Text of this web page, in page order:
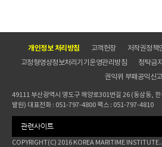
개인정보 처리방침 고객헌장 저작권정책
고정형영상정보처리기기운영관리방침
청탁금
권익위 부패공익신고
49111 부산광역시 영도구 해양로301번길 26 (동삼동, 한
발원) 대표전화 : 051-797-4800 팩스 : 051-797-4810
관련사이트
COPYRIGHT(C) 2016 KOREA MARITIME